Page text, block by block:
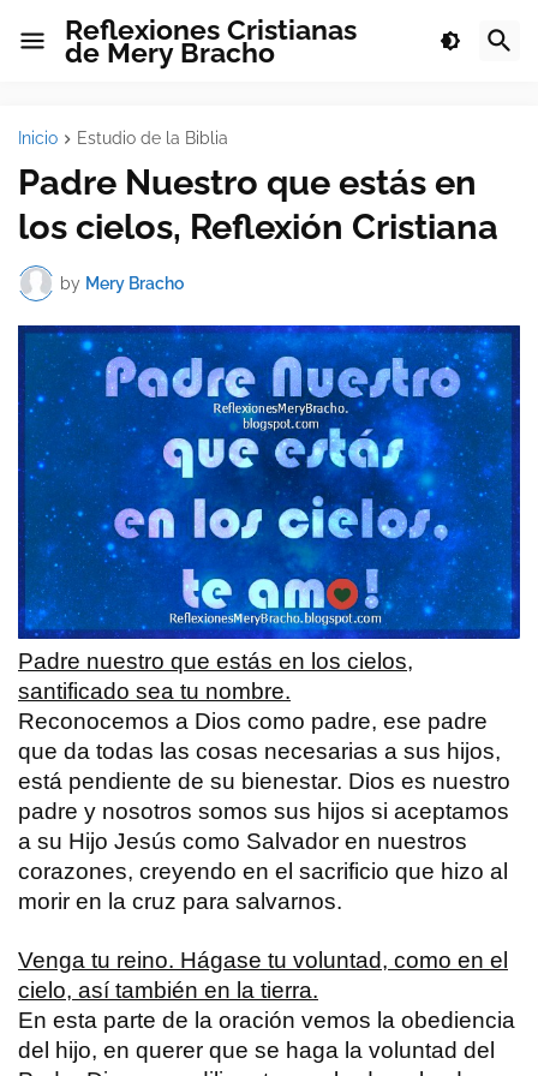
Reflexiones Cristianas
de Mery Bracho
Inicio Estudio de la Biblia
Padre Nuestro que estás en
los cielos, Reflexión Cristiana
by Mery Bracho
Padre nuestro que estás en los cielos,
santificado sea tu nombre.
Reconocemos a Dios como padre, ese padre
que da todas las cosas necesarias a sus hijos,
está pendiente de su bienestar. Dios es nuestro
padre y nosotros somos sus hijos si aceptamos
a su Hijo Jesús como Salvador en nuestros
corazones, creyendo en el sacrificio que hizo al
morir en la cruz para salvarnos.
Venga tu reino. Hágase tu voluntad, como en el
cielo, así también en la tierra.
En esta parte de la oración vemos la obediencia
del hijo, en querer que se haga la voluntad del